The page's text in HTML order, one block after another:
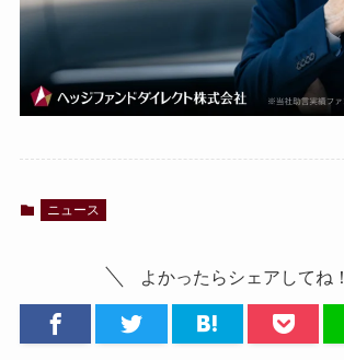
ニュース
よかったらシェアしてね！